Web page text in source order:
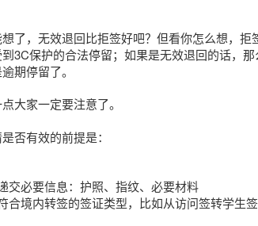
了，无效退回比拒签好吧？但看你怎么想，
3C保护的合法停留；如果是无效退回的话，
期停留了。
大家一定要注意了。
否有效的前提是：
交必要信息：护照、指纹、必要材料
合境内转签的签证类型，比如从访问签转学生签